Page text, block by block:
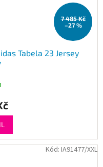
7 485 Kč
–27 %
Tabela 23 Jersey
Kód: IA91477/XXL